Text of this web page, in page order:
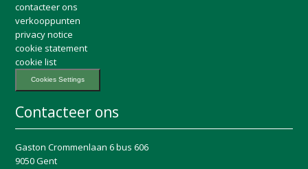
contacteer ons
verkooppunten
privacy notice
cookie statement
cookie list
Cookies Settings
Contacteer ons
Gaston Crommenlaan 6 bus 606
9050 Gent